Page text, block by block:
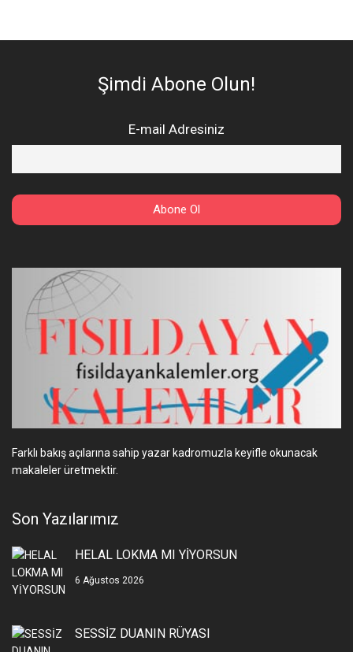
Şimdi Abone Olun!
E-mail Adresiniz
Farklı bakış açılarına sahip yazar kadromuzla keyifle okunacak
makaleler üretmektir.
Son Yazılarımız
HELAL LOKMA MI YİYORSUN
6 Ağustos 2026
SESSİZ DUANIN RÜYASI